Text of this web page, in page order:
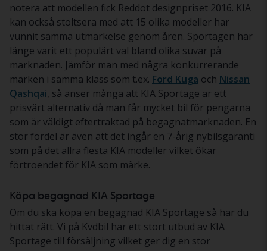
notera att modellen fick Reddot designpriset 2016. KIA
kan också stoltsera med att 15 olika modeller har
vunnit samma utmärkelse genom åren. Sportagen har
länge varit ett populärt val bland olika suvar på
marknaden. Jämför man med några konkurrerande
märken i samma klass som t.ex. Ford Kuga och Nissan
Qashqai, så anser många att KIA Sportage är ett
prisvärt alternativ då man får mycket bil för pengarna
som är väldigt eftertraktad på begagnatmarknaden. En
stor fördel är även att det ingår en 7-årig nybilsgaranti
som på det allra flesta KIA modeller vilket ökar
förtroendet för KIA som märke.
Köpa begagnad KIA Sportage
Om du ska köpa en begagnad KIA Sportage så har du
hittat rätt. Vi på Kvdbil har ett stort utbud av KIA
Sportage till försäljning vilket ger dig en stor